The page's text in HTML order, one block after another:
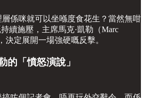
係咪就可以坐喺度食花生？當然無咁
續施壓，主席馬克·凱勒（Marc
決定展開一場強硬嘅反擊。
的「憤怒演說」